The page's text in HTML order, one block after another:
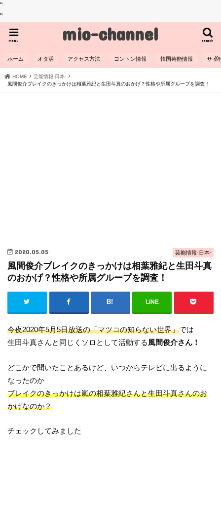
"
"
mio-channel search
menu
ホーム オタ活 アクセス方法 ヨントン情報 韓国芸能情報 サイ
HOME
芸能情報-日本-
風間俊介ブレイクのきっかけは相葉雅紀と生田斗真のおかげ？性格や所属グループを調査！
芸能情報-日本-
2020.05.05
風間俊介ブレイクのきっかけは相葉雅紀と生田斗真
のおかげ？性格や所属グループを調査！
LINE
今夜2020年5月5日放送の「マツコの知らない世界」では
生田斗真さんと同じくソロとして活動する風間俊介さん！
どこかで聞いたことあるけど、いつからテレビに出るように
なったのか
ブレイクのきっかけは嵐の相葉雅紀さんと生田斗真さんのお
かげなのか？
チェックしてみました